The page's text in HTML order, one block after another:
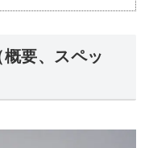
要、スペッ